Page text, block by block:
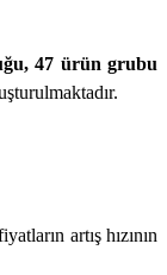
47 ürün grubu
artış hızının